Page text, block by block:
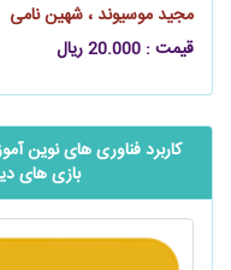
مجید موسیوند‌‌ ، شهین نامی
قیمت : 20.000 ریال
کاربرد فناوری های نوین
بازی های